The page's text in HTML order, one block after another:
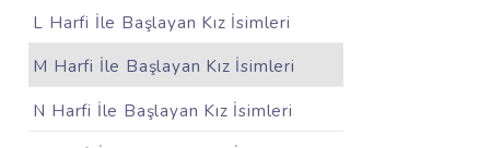
L Harfi İle Başlayan Kız İsimleri
M Harfi İle Başlayan Kız İsimleri
N Harfi İle Başlayan Kız İsimleri